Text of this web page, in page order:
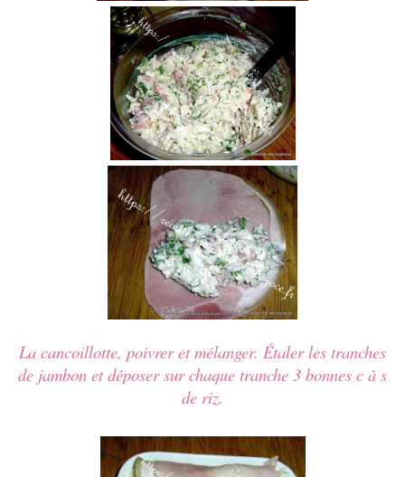
La cancoillotte, poivrer et mélanger. Étaler les tranches
de jambon et déposer sur chaque tranche 3 bonnes c à s
de riz.